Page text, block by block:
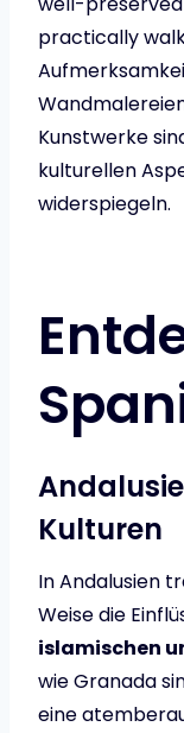
practically
Kunstwerke
kulturellen
widerspiegeln.
Kulturen
In Andalusien
Weise die
islamischen
wie Granada
eine